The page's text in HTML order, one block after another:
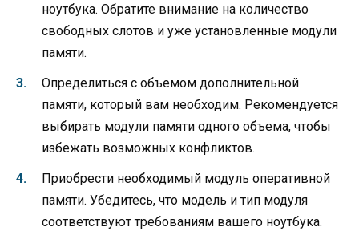
ноутбука. Обратите внимание на количество
свободных слотов и уже установленные модули
памяти.
Определиться с объемом дополнительной
памяти, который вам необходим. Рекомендуется
выбирать модули памяти одного объема, чтобы
избежать возможных конфликтов.
Приобрести необходимый модуль оперативной
памяти. Убедитесь, что модель и тип модуля
соответствуют требованиям вашего ноутбука.